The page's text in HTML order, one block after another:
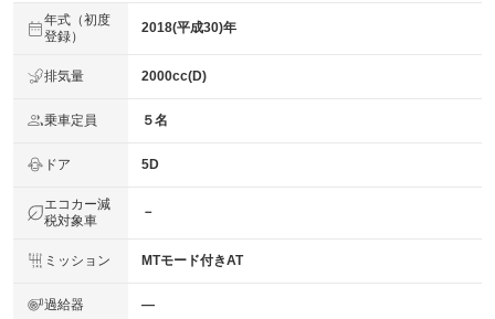
年式（初度
登録）
2018(平成30)年
排気量 2000cc(D)
乗車定員 ５名
ドア 5D
エコカー減
税対象車
－
ミッション MTモード付きAT
過給器 ―